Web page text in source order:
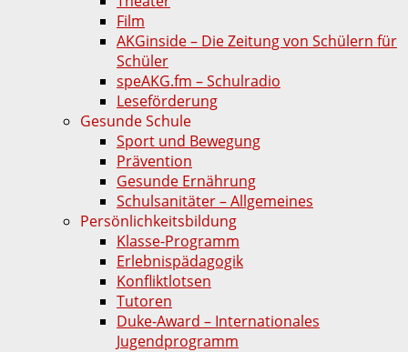
Film
AKGinside – Die Zeitung von Schülern für
Schüler
speAKG.fm – Schulradio
Leseförderung
Gesunde Schule
Sport und Bewegung
Prävention
Gesunde Ernährung
Schulsanitäter – Allgemeines
Persönlichkeitsbildung
Klasse-Programm
Erlebnispädagogik
Konfliktlotsen
Tutoren
Duke-Award – Internationales
Jugendprogramm